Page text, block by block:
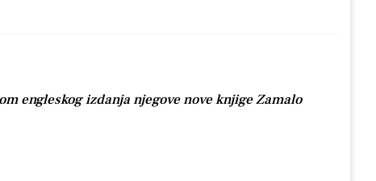
engleskog izdanja njegove nove knjige Zamalo